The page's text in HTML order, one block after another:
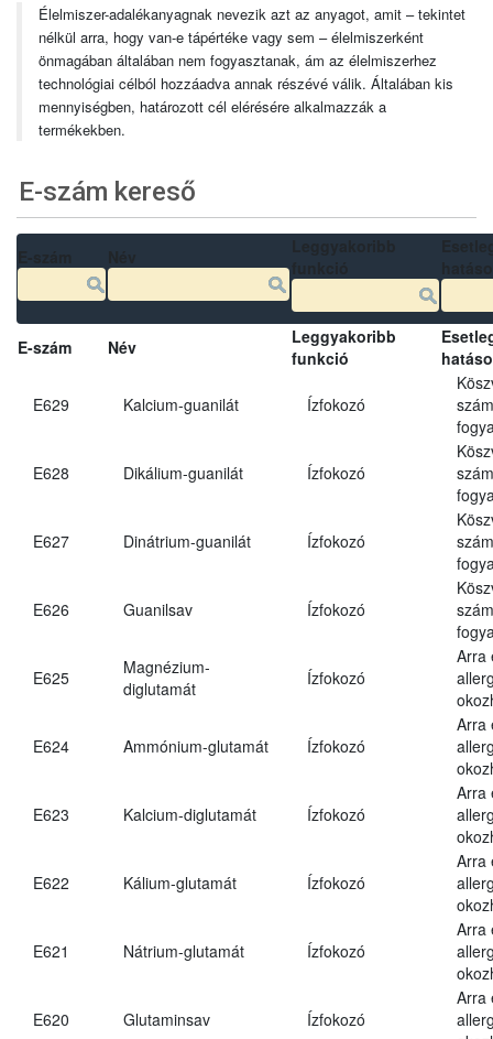
Élelmiszer-adalékanyagnak nevezik azt az anyagot, amit – tekintet
nélkül arra, hogy van-e tápértéke vagy sem – élelmiszerként
önmagában általában nem fogyasztanak, ám az élelmiszerhez
technológiai célból hozzáadva annak részévé válik. Általában kis
mennyiségben, határozott cél elérésére alkalmazzák a
termékekben.
E-szám kereső
E-szám Név
Leggyakoribb
funkció
E629 Kalcium-guanilát Ízfokozó
E628 Dikálium-guanilát Ízfokozó
E627 Dinátrium-guanilát Ízfokozó
E626 Guanilsav Ízfokozó
E625
Magnézium-
diglutamát
Ízfokozó
Arra
E624 Ammónium-glutamát Ízfokozó
Arra
E623 Kalcium-diglutamát Ízfokozó
Arra
E622 Kálium-glutamát Ízfokozó
Arra
E621 Nátrium-glutamát Ízfokozó
Arra
E620 Glutaminsav Ízfokozó
Arra